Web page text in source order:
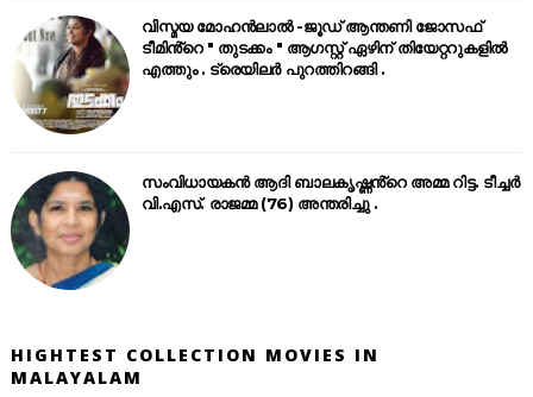
വിസ്മയ മോഹൻലാൽ -ജൂഡ് ആന്തണി ജോസഫ്
ടീമിൻ്റെ " തുടക്കം " ആഗസ്റ്റ് ഏഴിന് തിയേറ്ററുകളിൽ
എത്തും . ട്രെയിലർ പുറത്തിറങ്ങി .
സംവിധായകൻ ആദി ബാലകൃഷ്ണൻ്റെ അമ്മ റിട്ട. ടീച്ചർ
വി.എസ്. രാജമ്മ (76) അന്തരിച്ചു .
HIGHTEST COLLECTION MOVIES IN
MALAYALAM